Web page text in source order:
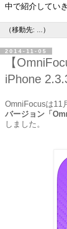
中で紹介してい
2014-11-05
【
iPhone
OmniFocusは11
バージョン「
しました。